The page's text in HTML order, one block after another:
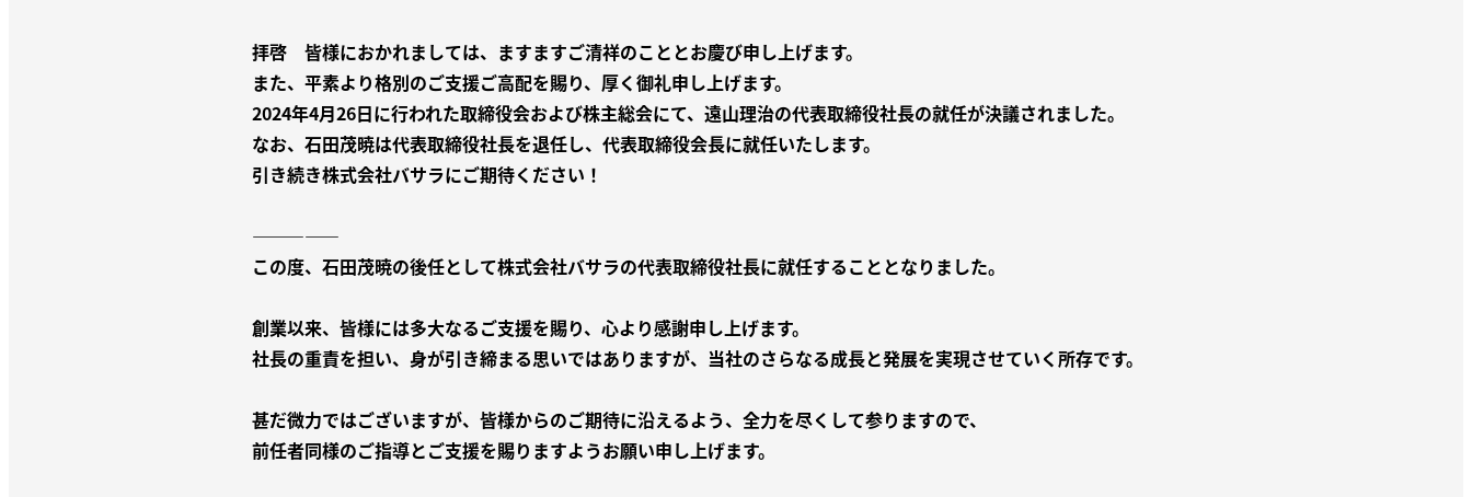
拝啓 皆様におかれましては、ますますご清祥のこととお慶び申し上げます。
また、平素より格別のご支援ご高配を賜り、厚く御礼申し上げます。
2024年4月26日に行われた取締役会および株主総会にて、遠山理治の代表取締役社長の就任が決議されました。
なお、石田茂暁は代表取締役社長を退任し、代表取締役会長に就任いたします。
引き続き株式会社バサラにご期待ください！
—————
この度、石田茂暁の後任として株式会社バサラの代表取締役社長に就任することとなりました。
創業以来、皆様には多大なるご支援を賜り、心より感謝申し上げます。
社長の重責を担い、身が引き締まる思いではありますが、当社のさらなる成長と発展を実現させていく所存です。
甚だ微力ではございますが、皆様からのご期待に沿えるよう、全力を尽くして参りますので、
前任者同様のご指導とご支援を賜りますようお願い申し上げます。